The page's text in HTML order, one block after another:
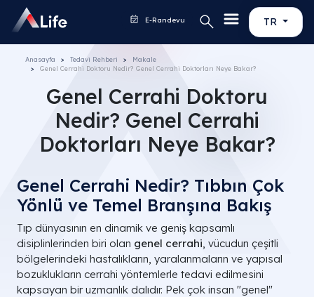
TR
E-Randevu
Anasayfa Tedavi Rehberi
Makale
Genel Cerrahi Doktoru Nedir? Genel Cerrahi Doktorları Neye Bakar?
Genel Cerrahi Doktoru
Nedir? Genel Cerrahi
Doktorları Neye Bakar?
Genel Cerrahi Nedir? Tıbbın Çok
Yönlü ve Temel Branşına Bakış
Tıp dünyasının en dinamik ve geniş kapsamlı
disiplinlerinden biri olan genel cerrahi, vücudun çeşitli
bölgelerindeki hastalıkların, yaralanmaların ve yapısal
bozuklukların cerrahi yöntemlerle tedavi edilmesini
kapsayan bir uzmanlık dalıdır. Pek çok insan "genel"